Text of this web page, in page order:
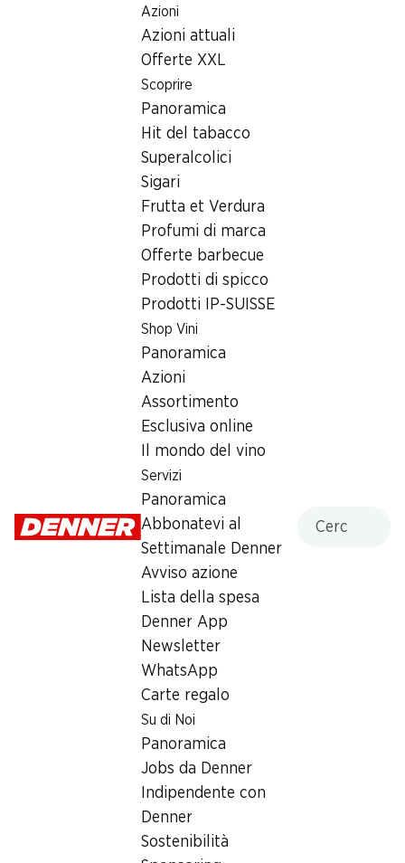
Azioni
Azioni attuali
Offerte XXL
Scoprire
Panoramica
Hit del tabacco
Superalcolici
Sigari
Frutta et Verdura
Profumi di marca
Offerte barbecue
Prodotti di spicco
Prodotti IP-SUISSE
Shop Vini
Panoramica
Azioni
Assortimento
Esclusiva online
Il mondo del vino
Servizi
Panoramica
Abbonatevi al
Settimanale Denner
Avviso azione
Lista della spesa
Denner App
Newsletter
WhatsApp
Carte regalo
Su di Noi
Panoramica
Jobs da Denner
Indipendente con
Denner
Sostenibilità
Ricerca di filiale
Filiale Denner Rte de Sion 29, 3960 Sierre
3960 Sierre
Rte de Sion 29, 3960 Sierre
Orari di apertura
08:00 - 18:30
Orari di apertura speciali
Prelievo di contanti con Post-Card / M-